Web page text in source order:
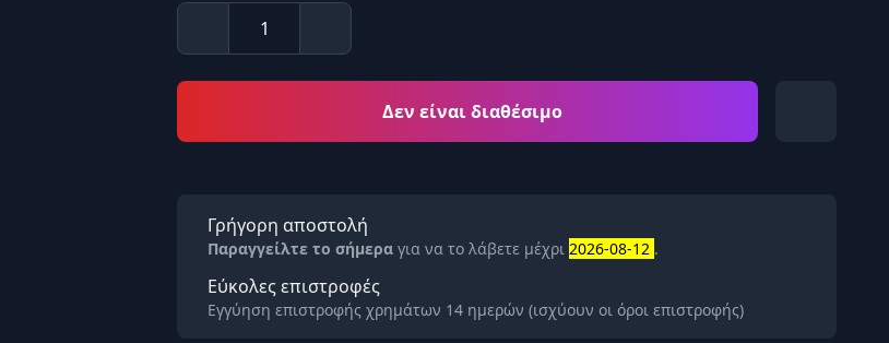
Δεν είναι διαθέσιμο
Γρήγορη αποστολή
Παραγγείλτε το σήμερα για να το λάβετε μέχρι 2026-08-12 .
Εύκολες επιστροφές
Εγγύηση επιστροφής χρημάτων 14 ημερών (ισχύουν οι όροι επιστροφής)